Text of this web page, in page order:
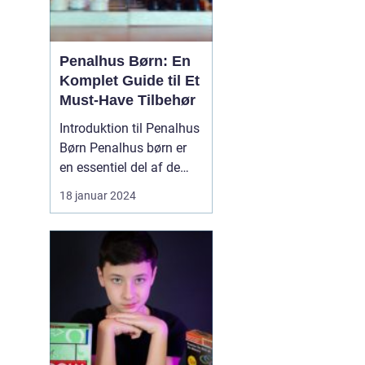
Penalhus Børn: En
Komplet Guide til Et
Must-Have Tilbehør
Introduktion til Penalhus
Børn Penalhus børn er
en essentiel del af de
fleste børns udstyr, når
det kommer til
aktiviteter. Dette
praktiske tilbehør
hjælper børn med at
opbevare og organisere
deres skriveredskaber, så
de altid ...
18 januar 2024